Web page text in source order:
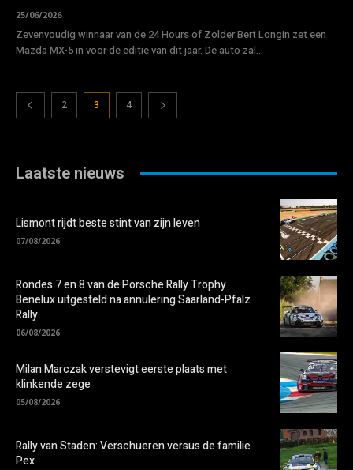
25/06/2026
Zevenvoudig winnaar van de 24 Hours of Zolder Bert Longin zet een
Mazda MX-5 in voor de editie van dit jaar. De auto zal...
2 3 4
Laatste nieuws
Lismont rijdt beste stint van zijn leven
07/08/2026
Rondes 7 en 8 van de Porsche Rally Trophy
Benelux uitgesteld na annulering Saarland-Pfalz
Rally
06/08/2026
Milan Marczak verstevigt eerste plaats met
klinkende zege
05/08/2026
Rally van Staden: Verschueren versus de familie
Pex